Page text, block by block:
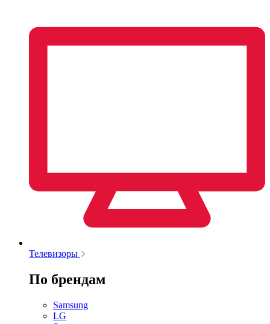
Телевизоры
По брендам
Samsung
LG